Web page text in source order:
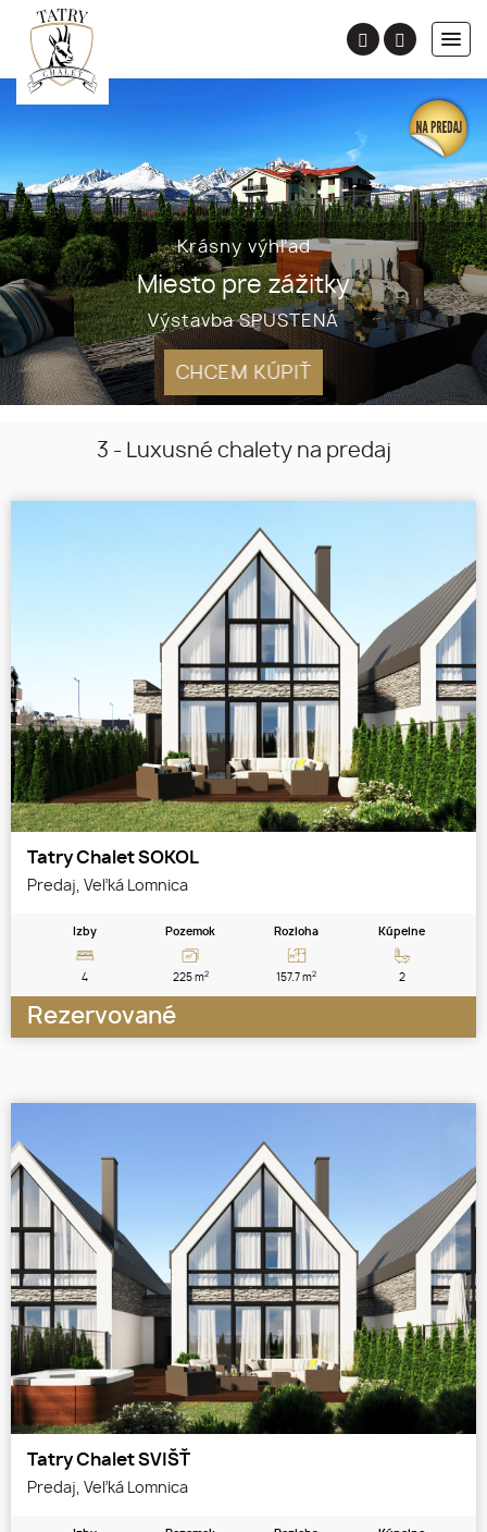
Krásny výhľad
Miesto pre zážitky
Výstavba SPUSTENÁ
CHCEM KÚPIŤ
3 - Luxusné chalety na predaj
Tatry Chalet SOKOL
Predaj, Veľká Lomnica
Izby
4
Pozemok
225 m2
Rozloha
157.7 m2
Kúpelne
2
Rezervované
Tatry Chalet SVIŠŤ
Predaj, Veľká Lomnica